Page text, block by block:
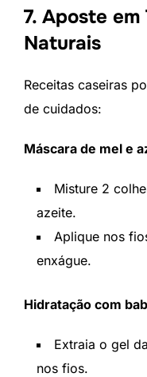
7. Aposte
Naturais
Receitas caseiras
de cuidados:
Máscara de mel e
Misture 2
azeite.
Aplique nos
enxágue.
Hidratação com
Extraia o gel
nos fios.